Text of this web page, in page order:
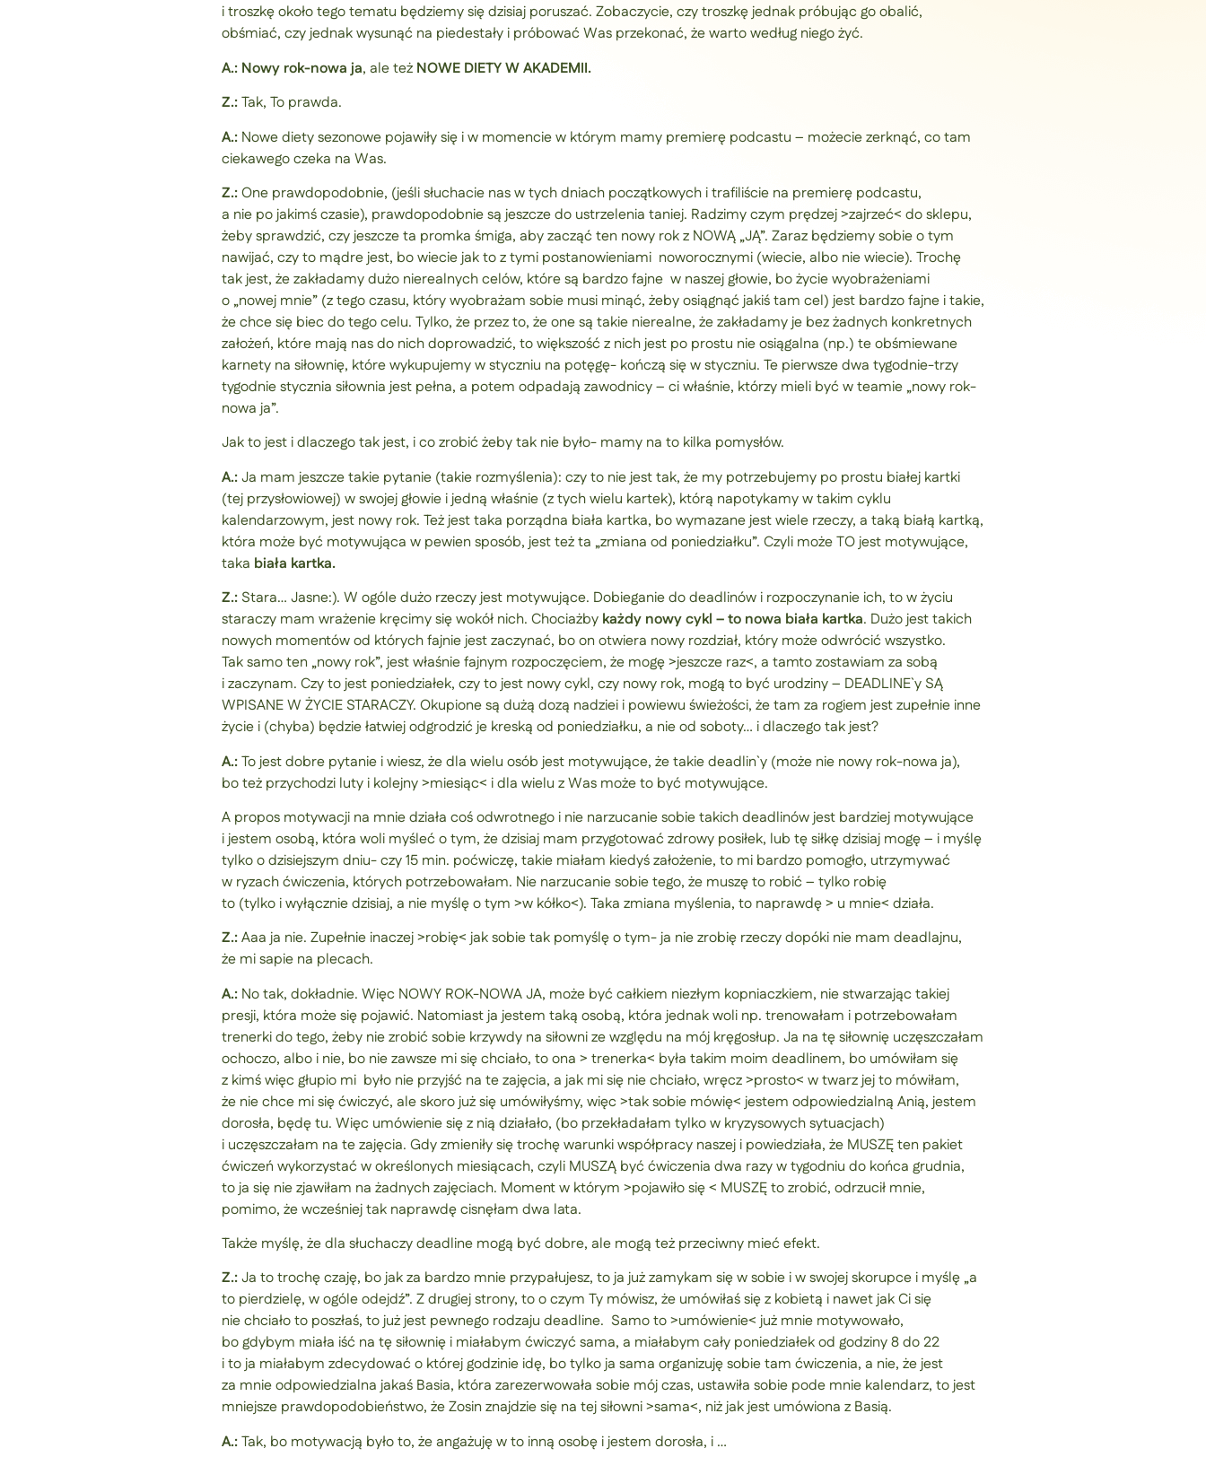
i troszkę około tego tematu będziemy się dzisiaj poruszać. Zobaczycie, czy troszkę jednak próbując go obalić,
obśmiać, czy jednak wysunąć na piedestały i próbować Was przekonać, że warto według niego żyć.
A.: Nowy rok-nowa ja, ale też NOWE DIETY W AKADEMII.
Z.:Tak, To prawda.
A.: Nowe diety sezonowe pojawiły się i w momencie w którym mamy premierę podcastu – możecie zerknąć, co tam
ciekawego czeka na Was.
Z.:One prawdopodobnie, (jeśli słuchacie nas w tych dniach początkowych i trafiliście na premierę podcastu,
a nie po jakimś czasie), prawdopodobnie są jeszcze do ustrzelenia taniej. Radzimy czym prędzej >zajrzeć< do sklepu,
żeby sprawdzić, czy jeszcze ta promka śmiga, aby zacząć ten nowy rok z NOWĄ „JĄ”. Zaraz będziemy sobie o tym
nawijać, czy to mądre jest, bo wiecie jak to z tymi postanowieniami noworocznymi (wiecie, albo nie wiecie). Trochę
tak jest, że zakładamy dużo nierealnych celów, które są bardzo fajne w naszej głowie, bo życie wyobrażeniami
o „nowej mnie” (z tego czasu, który wyobrażam sobie musi minąć, żeby osiągnąć jakiś tam cel) jest bardzo fajne i takie,
że chce się biec do tego celu. Tylko, że przez to, że one są takie nierealne, że zakładamy je bez żadnych konkretnych
założeń, które mają nas do nich doprowadzić, to większość z nich jest po prostu nie osiągalna (np.) te obśmiewane
karnety na siłownię, które wykupujemy w styczniu na potęgę- kończą się w styczniu. Te pierwsze dwa tygodnie-trzy
tygodnie stycznia siłownia jest pełna, a potem odpadają zawodnicy – ci właśnie, którzy mieli być w teamie „nowy rok-
nowa ja”.
Jak to jest i dlaczego tak jest, i co zrobić żeby tak nie było- mamy na to kilka pomysłów.
A.:Ja mam jeszcze takie pytanie (takie rozmyślenia): czy to nie jest tak, że my potrzebujemy po prostu białej kartki
(tej przysłowiowej) w swojej głowie i jedną właśnie (z tych wielu kartek), którą napotykamy w takim cyklu
kalendarzowym, jest nowy rok. Też jest taka porządna biała kartka, bo wymazane jest wiele rzeczy, a taką białą kartką,
która może być motywująca w pewien sposób, jest też ta „zmiana od poniedziałku”. Czyli może TO jest motywujące,
taka biała kartka.
Z.: Stara… Jasne:). W ogóle dużo rzeczy jest motywujące. Dobieganie do deadlinów i rozpoczynanie ich, to w życiu
staraczy mam wrażenie kręcimy się wokół nich. Chociażby każdy nowy cykl – to nowa biała kartka. Dużo jest takich
nowych momentów od których fajnie jest zaczynać, bo on otwiera nowy rozdział, który może odwrócić wszystko.
Tak samo ten „nowy rok”, jest właśnie fajnym rozpoczęciem, że mogę >jeszcze raz<, a tamto zostawiam za sobą
i zaczynam. Czy to jest poniedziałek, czy to jest nowy cykl, czy nowy rok, mogą to być urodziny – DEADLINE`y SĄ
WPISANE W ŻYCIE STARACZY. Okupione są dużą dozą nadziei i powiewu świeżości, że tam za rogiem jest zupełnie inne
życie i (chyba) będzie łatwiej odgrodzić je kreską od poniedziałku, a nie od soboty… i dlaczego tak jest?
A.:To jest dobre pytanie i wiesz, że dla wielu osób jest motywujące, że takie deadlin`y (może nie nowy rok-nowa ja),
bo też przychodzi luty i kolejny >miesiąc< i dla wielu z Was może to być motywujące.
A propos motywacji na mnie działa coś odwrotnego i nie narzucanie sobie takich deadlinów jest bardziej motywujące
i jestem osobą, która woli myśleć o tym, że dzisiaj mam przygotować zdrowy posiłek, lub tę siłkę dzisiaj mogę – i myślę
tylko o dzisiejszym dniu- czy 15 min. poćwiczę, takie miałam kiedyś założenie, to mi bardzo pomogło, utrzymywać
w ryzach ćwiczenia, których potrzebowałam. Nie narzucanie sobie tego, że muszę to robić – tylko robię
to (tylko i wyłącznie dzisiaj, a nie myślę o tym >w kółko<). Taka zmiana myślenia, to naprawdę > u mnie< działa.
Z.:Aaa ja nie. Zupełnie inaczej >robię< jak sobie tak pomyślę o tym- ja nie zrobię rzeczy dopóki nie mam deadlajnu,
że mi sapie na plecach.
A.: No tak, dokładnie. Więc NOWY ROK-NOWA JA, może być całkiem niezłym kopniaczkiem, nie stwarzając takiej
presji, która może się pojawić. Natomiast ja jestem taką osobą, która jednak woli np. trenowałam i potrzebowałam
trenerki do tego, żeby nie zrobić sobie krzywdy na siłowni ze względu na mój kręgosłup. Ja na tę siłownię uczęszczałam
ochoczo, albo i nie, bo nie zawsze mi się chciało, to ona > trenerka< była takim moim deadlinem, bo umówiłam się
z kimś więc głupio mi było nie przyjść na te zajęcia, a jak mi się nie chciało, wręcz >prosto< w twarz jej to mówiłam,
że nie chce mi się ćwiczyć, ale skoro już się umówiłyśmy, więc >tak sobie mówię< jestem odpowiedzialną Anią, jestem
dorosła, będę tu. Więc umówienie się z nią działało, (bo przekładałam tylko w kryzysowych sytuacjach)
i uczęszczałam na te zajęcia. Gdy zmieniły się trochę warunki współpracy naszej i powiedziała, że MUSZĘ ten pakiet
ćwiczeń wykorzystać w określonych miesiącach, czyli MUSZĄ być ćwiczenia dwa razy w tygodniu do końca grudnia,
to ja się nie zjawiłam na żadnych zajęciach. Moment w którym >pojawiło się < MUSZĘ to zrobić, odrzucił mnie,
pomimo, że wcześniej tak naprawdę cisnęłam dwa lata.
Także myślę, że dla słuchaczy deadline mogą być dobre, ale mogą też przeciwny mieć efekt.
Z.:Ja to trochę czaję, bo jak za bardzo mnie przypałujesz, to ja już zamykam się w sobie i w swojej skorupce i myślę „a
to pierdzielę, w ogóle odejdź”. Z drugiej strony, to o czym Ty mówisz, że umówiłaś się z kobietą i nawet jak Ci się
nie chciało to poszłaś, to już jest pewnego rodzaju deadline. Samo to >umówienie< już mnie motywowało,
bo gdybym miała iść na tę siłownię i miałabym ćwiczyć sama, a miałabym cały poniedziałek od godziny 8 do 22
i to ja miałabym zdecydować o której godzinie idę, bo tylko ja sama organizuję sobie tam ćwiczenia, a nie, że jest
za mnie odpowiedzialna jakaś Basia, która zarezerwowała sobie mój czas, ustawiła sobie pode mnie kalendarz, to jest
mniejsze prawdopodobieństwo, że Zosin znajdzie się na tej siłowni >sama<, niż jak jest umówiona z Basią.
A.:Tak, bo motywacją było to, że angażuję w to inną osobę i jestem dorosła, i …